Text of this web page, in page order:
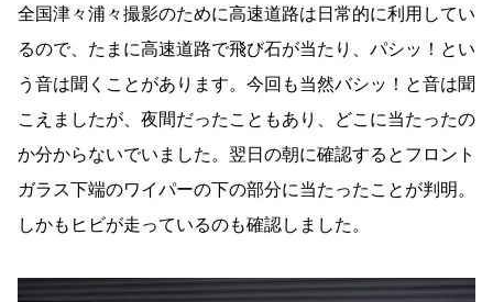
全国津々浦々撮影のために高速道路は日常的に利用してい
るので、たまに高速道路で飛び石が当たり、パシッ！とい
う音は聞くことがあります。今回も当然バシッ！と音は聞
こえましたが、夜間だったこともあり、どこに当たったの
か分からないでいました。翌日の朝に確認するとフロント
ガラス下端のワイパーの下の部分に当たったことが判明。
しかもヒビが走っているのも確認しました。